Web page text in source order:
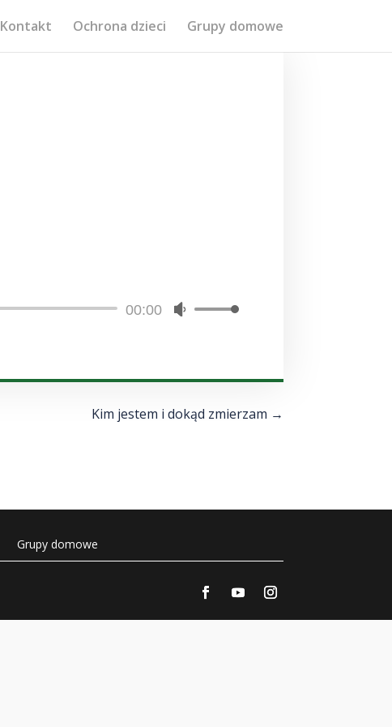
Kontakt Ochrona dzieci Grupy domowe
00:00
Używaj
aby
zwiększyć
Kim jestem i dokąd zmierzam →
Grupy domowe